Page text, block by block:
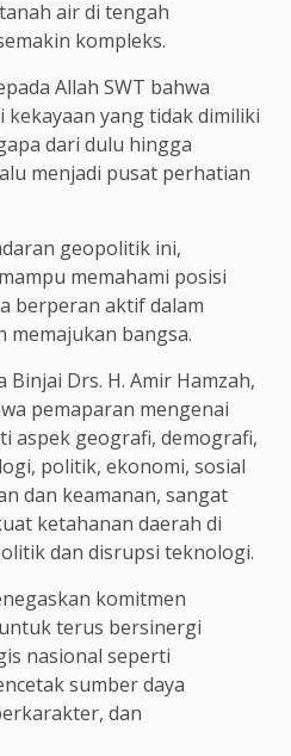
air di tengah
kompleks.
Allah SWT bahwa
yang tidak dimiliki
dari dulu hingga
menjadi pusat perhatian
geopolitik ini,
memahami posisi
berperan aktif dalam
memajukan bangsa.
Drs. H. Amir Hamzah,
pemaparan mengenai
aspek geografi, demografi,
politik, ekonomi, sosial
dan keamanan, sangat
ketahanan daerah di
dan disrupsi teknologi.
komitmen
terus bersinergi
nasional seperti
sumber daya
dan